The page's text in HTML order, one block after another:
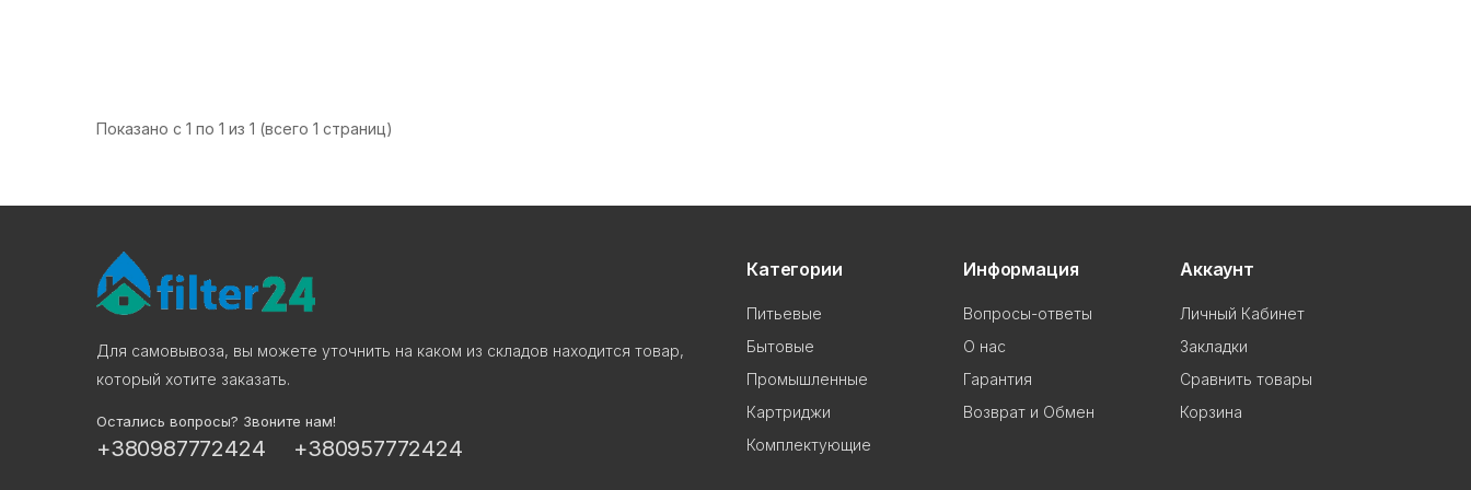
Показано с 1 по 1 из 1 (всего 1 страниц)
Для самовывоза, вы можете уточнить на каком из складов находится товар,
который хотите заказать.
Остались вопросы? Звоните нам!
+380987772424 +380957772424
Категории
Питьевые
Бытовые
Промышленные
Картриджи
Комплектующие
Информация
Вопросы-ответы
О нас
Гарантия
Возврат и Обмен
Аккаунт
Личный Кабинет
Закладки
Сравнить товары
Корзина